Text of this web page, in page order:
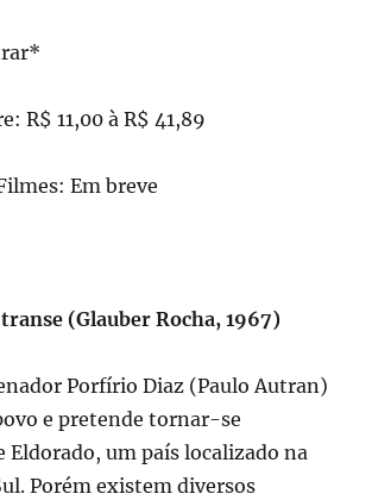
R$ 11,00 à R$ 41,89
Em breve
(Glauber Rocha, 1967)
Porfírio Diaz (Paulo Autran)
e pretende tornar-se
Eldorado, um país localizado na
Porém existem diversos